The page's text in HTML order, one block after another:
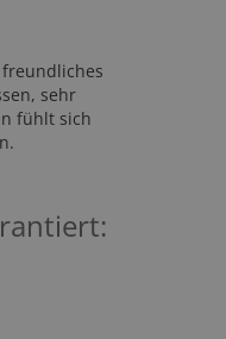
sehr
fühlt sich